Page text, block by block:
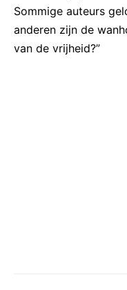
Sommige auteurs
anderen zijn de
van de vrijheid?”